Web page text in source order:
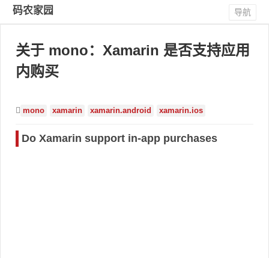
码农家园 导航
关于 mono：Xamarin 是否支持应用
内购买
mono xamarin xamarin.android xamarin.ios
Do Xamarin support in-app purchases